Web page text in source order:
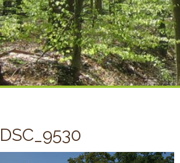
Reglement
DSC_9530